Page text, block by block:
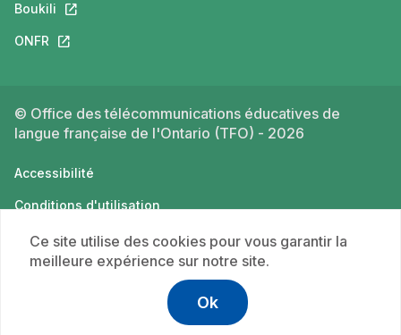
Boukili Ce lien s'ouvrira dans un nouvel onglet.
ONFR Ce lien s'ouvrira dans un nouvel onglet.
© Office des télécommunications éducatives de
langue française de l'Ontario (TFO) - 2026
Accessibilité
Conditions d'utilisation
Politique de confidentialité
Ce site utilise des cookies pour vous garantir la
meilleure expérience sur notre site.
Ok